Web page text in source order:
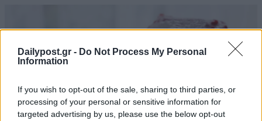
Dailypost.gr - Do Not Process My Personal
Information
If you wish to opt-out of the sale, sharing to third parties, or
processing of your personal or sensitive information for
targeted advertising by us, please use the below opt-out